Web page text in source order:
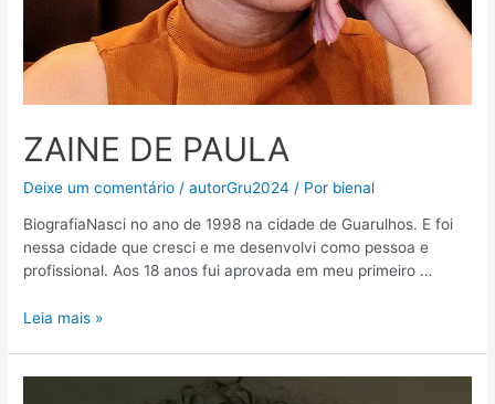
ZAINE DE PAULA
Deixe um comentário /autorGru2024 / Por bienal
BiografiaNasci no ano de 1998 na cidade de Guarulhos. E foi
nessa cidade que cresci e me desenvolvi como pessoa e
profissional. Aos 18 anos fui aprovada em meu primeiro …
Leia mais »